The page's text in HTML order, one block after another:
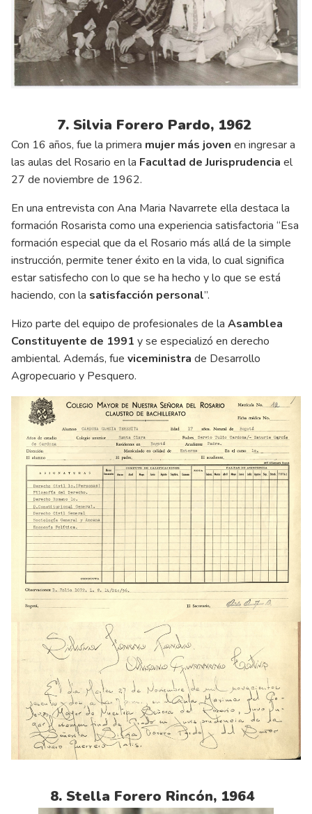
7. Silvia Forero Pardo, 1962
Con 16 años, fue la primera mujer más joven en ingresar a
las aulas del Rosario en la Facultad de Jurisprudencia el
27 de noviembre de 1962.
En una entrevista con Ana Maria Navarrete ella destaca la
formación Rosarista como una experiencia satisfactoria “Esa
formación especial que da el Rosario más allá de la simple
instrucción, permite tener éxito en la vida, lo cual significa
estar satisfecho con lo que se ha hecho y lo que se está
haciendo, con la satisfacción personal”.
Hizo parte del equipo de profesionales de la Asamblea
Constituyente de 1991 y se especializó en derecho
ambiental. Además, fue viceministra de Desarrollo
Agropecuario y Pesquero.
8. Stella Forero Rincón, 1964